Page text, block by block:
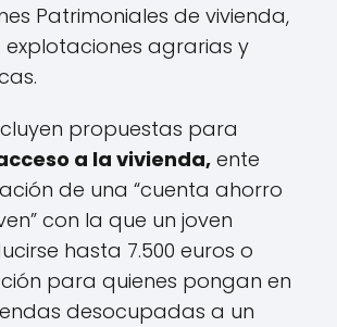
Patrimoniales de vivienda,
explotaciones agrarias y
propuestas para
a la vivienda, ente
de una “cuenta ahorro
con la que un joven
hasta 7.500 euros o
para quienes pongan en
desocupadas a un